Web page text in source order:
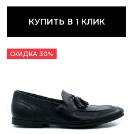
КУПИТЬ В 1 КЛИК
СКИДКА 30%